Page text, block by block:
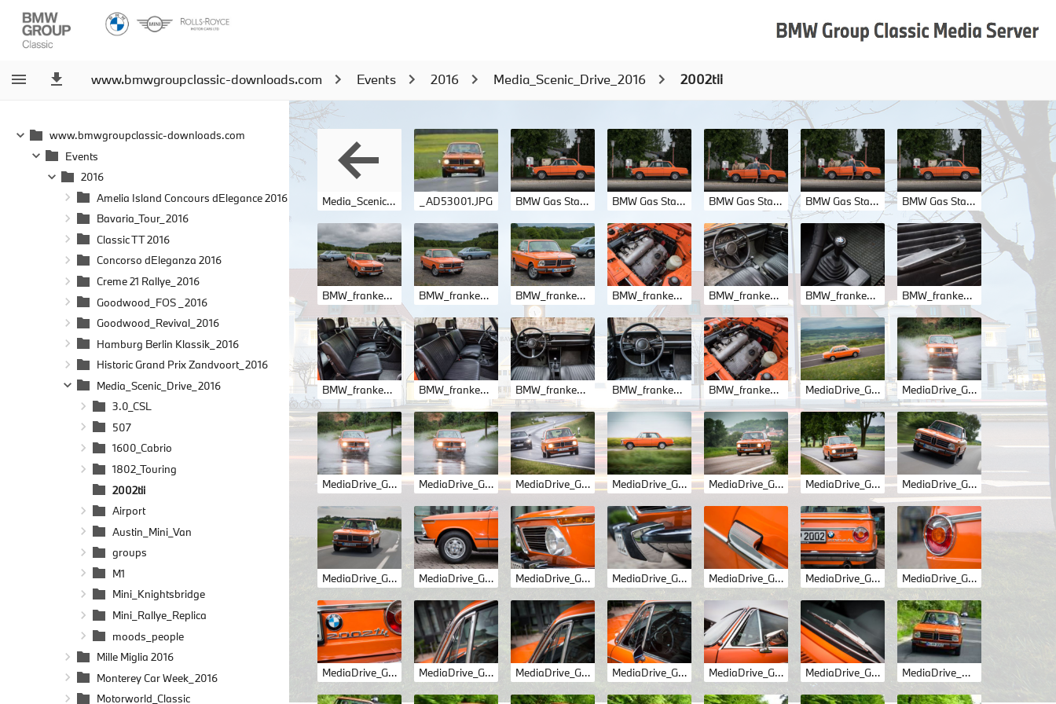
www.bmwgroupclassic-downloads.com Events 2016 Media_Scenic_Drive_2016 2002tii
Media_Scenic_Drive_2016 _AD53001.JPG BMW Gas Station_045.jpg BMW Gas Station_046.jpg BMW Gas Station_047.jpg BMW Gas Station_048.jpg BMW Gas Station_049.jpg
BMW_franken-5.jpg BMW_franken-7.jpg BMW_franken-8.jpg BMW_franken.jpg BMW_franken_4-11.jpg BMW_franken_4-12.jpg BMW_franken_4-13.jpg
BMW_franken_4-14.jpg BMW_franken_4-15.jpg BMW_franken_4-16.jpg BMW_franken_4-17.jpg BMW_franken_4-18.jpg MediaDrive_GM_2002tii_7502.jpg MediaDrive_GM_2002tii_8173.jpg
MediaDrive_GM_2002tii_8176.jpg MediaDrive_GM_2002tii_8177.jpg MediaDrive_GM_2002tii_8279.jpg MediaDrive_GM_2002tii_8285.jpg MediaDrive_GM_2002tii_8300.jpg MediaDrive_GM_2002tii_8304.jpg MediaDrive_GM_2002tii_9577.jpg
MediaDrive_GM_2002tii_9608.jpg MediaDrive_GM_2002tii_9878.jpg MediaDrive_GM_2002tii_9886.jpg MediaDrive_GM_2002tii_9887.jpg MediaDrive_GM_2002tii_9891.jpg MediaDrive_GM_2002tii_9899.jpg MediaDrive_GM_2002tii_9901.jpg
MediaDrive_GM_2002tii_9904.jpg MediaDrive_GM_2002tii_9907.jpg MediaDrive_GM_2002tii_9909.jpg MediaDrive_GM_2002tii_9911.jpg MediaDrive_GM_2002tii_9917.jpg MediaDrive_GM_2002tii_9919.jpg MediaDrive_HM 0045.JPG
www.bmwgroupclassic-downloads.com
Events
2016
Amelia Island Concours dElegance 2016
Bavaria_Tour_2016
Classic TT 2016
Concorso dEleganza 2016
Creme 21 Rallye_2016
Goodwood_FOS _2016
Goodwood_Revival_2016
Hamburg Berlin Klassik_2016
Historic Grand Prix Zandvoort_2016
Media_Scenic_Drive_2016
3.0_CSL
507
1600_Cabrio
1802_Touring
2002tii
Airport
Austin_Mini_Van
groups
M1
Mini_Knightsbridge
Mini_Rallye_Replica
moods_people
Mille Miglia 2016
Monterey Car Week_2016
Motorworld_Classic